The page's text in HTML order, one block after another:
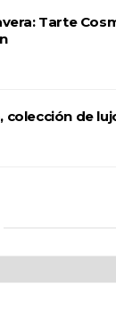
Tarte
colección de